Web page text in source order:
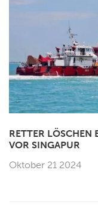
RETTER LÖSCHEN
VOR SINGAPUR
Oktober 21 2024